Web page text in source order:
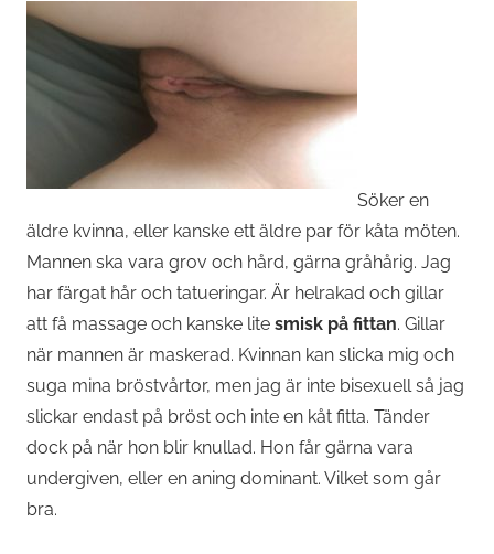
Söker en
äldre kvinna, eller kanske ett äldre par för kåta möten.
Mannen ska vara grov och hård, gärna gråhårig. Jag
har färgat hår och tatueringar. Är helrakad och gillar
att få massage och kanske lite smisk på fittan. Gillar
när mannen är maskerad. Kvinnan kan slicka mig och
suga mina bröstvårtor, men jag är inte bisexuell så jag
slickar endast på bröst och inte en kåt fitta. Tänder
dock på när hon blir knullad. Hon får gärna vara
undergiven, eller en aning dominant. Vilket som går
bra.